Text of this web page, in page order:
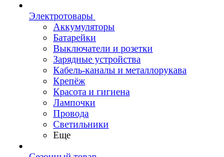
Электротовары
Аккумуляторы
Батарейки
Выключатели и розетки
Зарядные устройства
Кабель-каналы и металлорукава
Крепёж
Красота и гигиена
Лампочки
Провода
Светильники
Еще